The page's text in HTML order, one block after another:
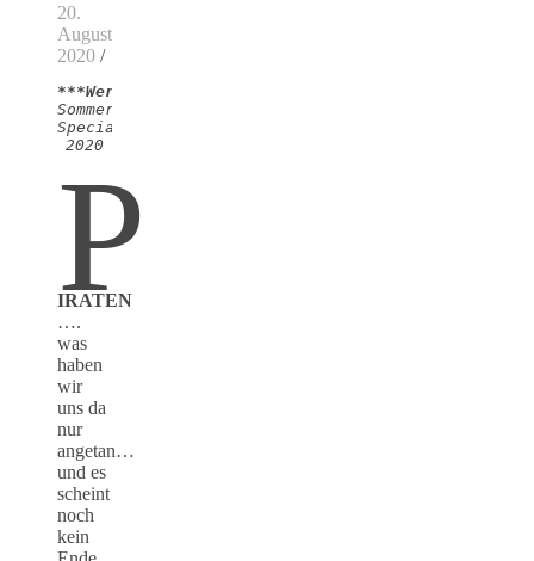
20.
August
2020 /
***Werbung***
Sommer-
Special
2020
P
IRATEN
….
was
haben
wir
uns da
nur
angetan…
und es
scheint
noch
kein